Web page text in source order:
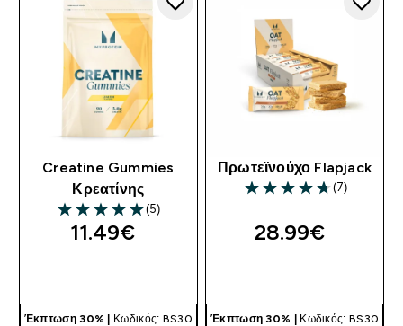
Creatine Gummies
Κρεατίνης
5 out of 5 stars
(5)
11.49€‎
Έκπτωση 30% | Κωδικός: BS30
Πρωτεϊνούχο Flapjack
4.71 out of 5 stars
(7)
28.99€‎
Έκπτωση 30% | Κωδικός: BS30